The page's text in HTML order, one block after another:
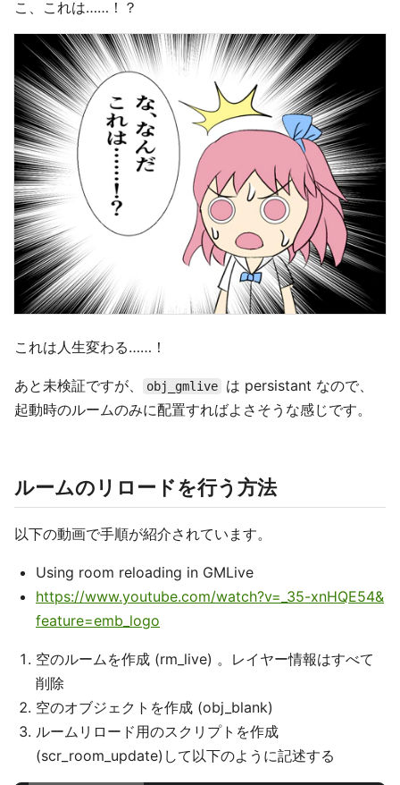
こ、これは……！？
これは人生変わる……！
あと未検証ですが、 obj_gmlive
は persistant なので、
起動時のルームのみに配置すればよさそうな感じです。
ルームのリロードを行う方法
以下の動画で手順が紹介されています。
Using room reloading in GMLive
https://www.youtube.com/watch?v=_35-xnHQE54&
feature=emb_logo
空のルームを作成 (rm_live) 。レイヤー情報はすべて
削除
空のオブジェクトを作成 (obj_blank)
ルームリロード用のスクリプトを作成
(scr_room_update)して以下のように記述する